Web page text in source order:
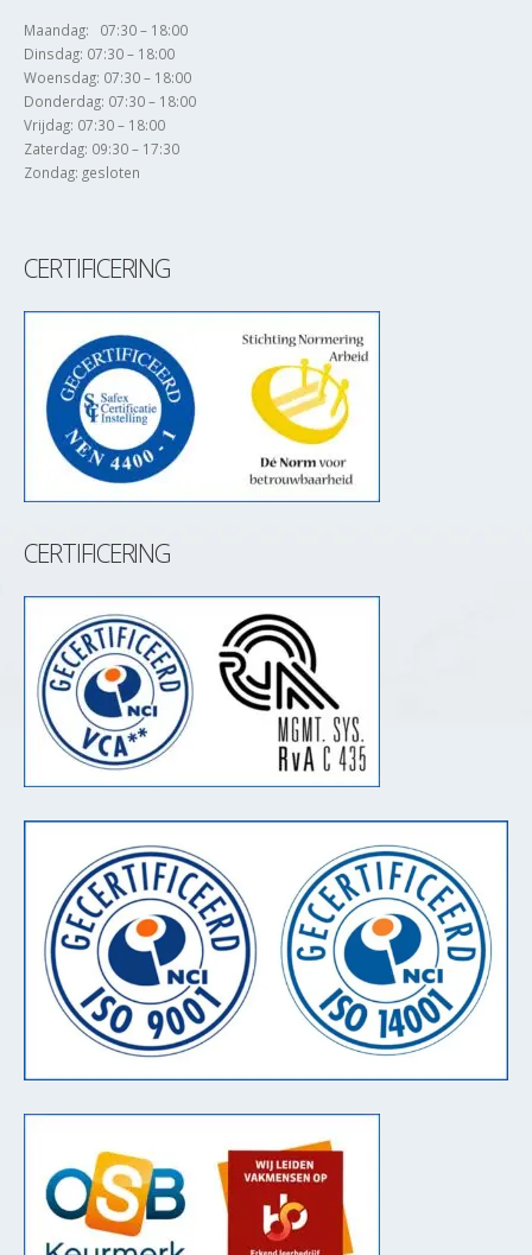
Maandag: 07:30 – 18:00
Dinsdag: 07:30 – 18:00
Woensdag: 07:30 – 18:00
Donderdag: 07:30 – 18:00
Vrijdag: 07:30 – 18:00
Zaterdag: 09:30 – 17:30
Zondag: gesloten
CERTIFICERING
CERTIFICERING